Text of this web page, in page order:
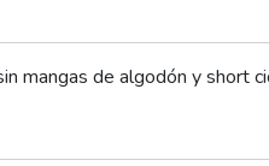
mangas de algodón y short